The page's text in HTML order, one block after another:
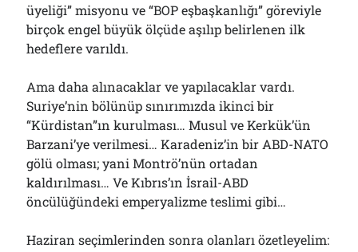
üyeliği” misyonu ve “BOP eşbaşkanlığı” göreviyle
birçok engel büyük ölçüde aşılıp belirlenen ilk
hedeflere varıldı.
Ama daha alınacaklar ve yapılacaklar vardı.
Suriye’nin bölünüp sınırımızda ikinci bir
“Kürdistan”ın kurulması… Musul ve Kerkük’ün
Barzani’ye verilmesi… Karadeniz’in bir ABD-NATO
gölü olması; yani Montrö’nün ortadan
kaldırılması… Ve Kıbrıs’ın İsrail-ABD
öncülüğündeki emperyalizme teslimi gibi…
Haziran seçimlerinden sonra olanları özetleyelim: